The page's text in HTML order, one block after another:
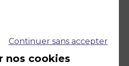
Continuer sans accepter
nos cookies